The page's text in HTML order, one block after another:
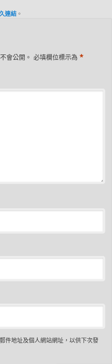
連結 。
會公開。 必填欄位標示為*
件地址及個人網站網址，以供下次發